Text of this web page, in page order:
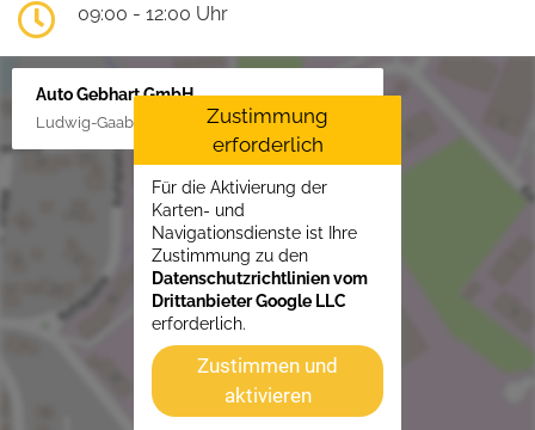
09:00 - 12:00 Uhr
Auto Gebhart GmbH
Ludwig-Gaab-Str. 4, 88427 Bad Schussenried
Zustimmung
erforderlich
Für die Aktivierung der
Karten- und
Navigationsdienste ist Ihre
Zustimmung zu den
Datenschutzrichtlinien vom
Drittanbieter Google LLC
erforderlich.
Zustimmen und
aktivieren